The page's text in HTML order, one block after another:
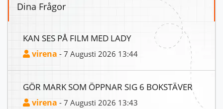
Dina Frågor
KAN SES PÅ FILM MED LADY
virena - 7 Augusti 2026 13:44
GÖR MARK SOM ÖPPNAR SIG 6 BOKSTÄVER
virena - 7 Augusti 2026 13:43